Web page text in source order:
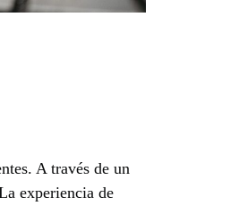
A través de un
experiencia de